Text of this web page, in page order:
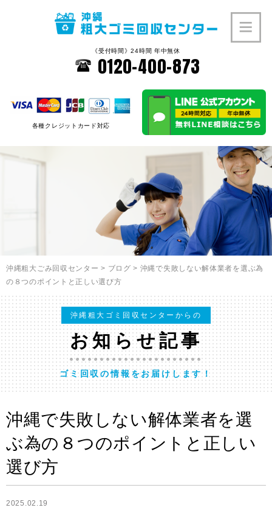
《受付時間》24時間 年中無休
0120-400-873
各種クレジットカード対応
沖縄粗大ごみ回収センター > ブログ > 沖縄で失敗しない解体業者を選ぶ為
の８つのポイントと正しい選び方
沖縄粗大ゴミ回収センターからの
お知らせ記事
ゴミ回収の情報をお届けします！
沖縄で失敗しない解体業者を選
ぶ為の８つのポイントと正しい
選び方
2025.02.19